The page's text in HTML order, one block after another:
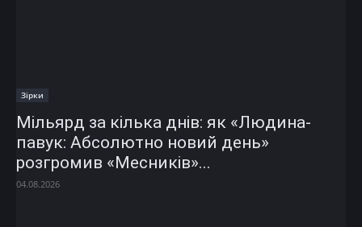
Зірки
Мільярд за кілька днів: як «Людина-
павук: Абсолютно новий день»
розгромив «Месників»...
04.08.2026